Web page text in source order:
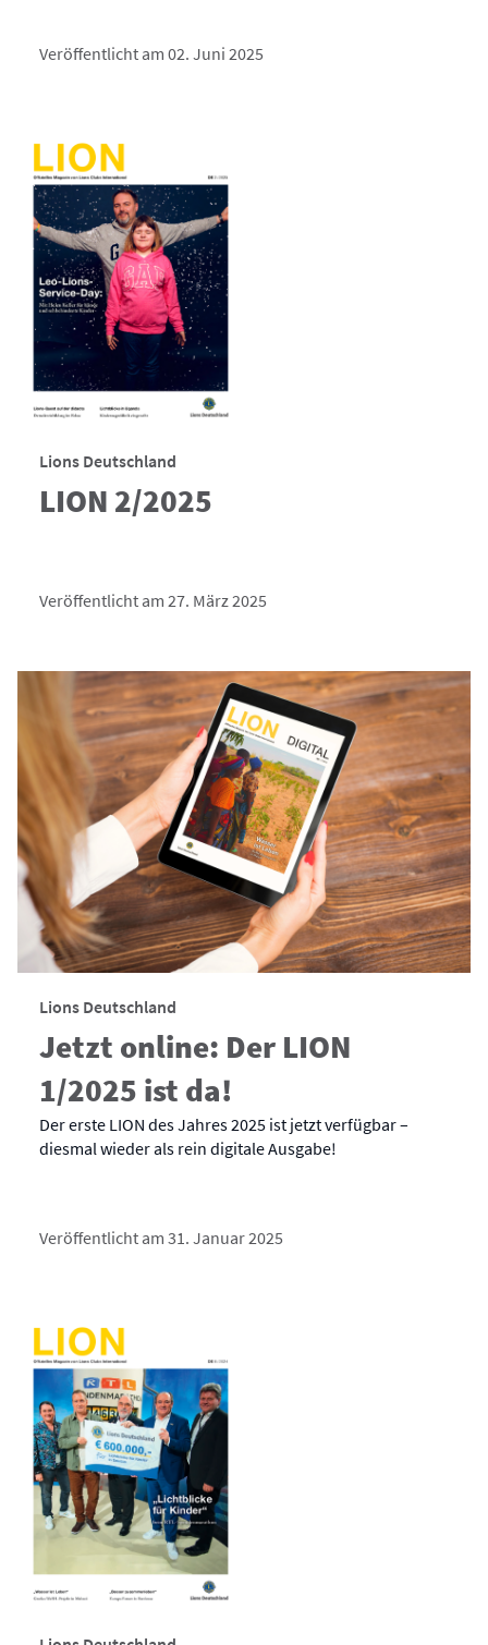
Veröffentlicht am 02. Juni 2025
Lions Deutschland
LION 2/2025
Veröffentlicht am 27. März 2025
Lions Deutschland
Jetzt online: Der LION
1/2025 ist da!
Der erste LION des Jahres 2025 ist jetzt verfügbar –
diesmal wieder als rein digitale Ausgabe!
Veröffentlicht am 31. Januar 2025